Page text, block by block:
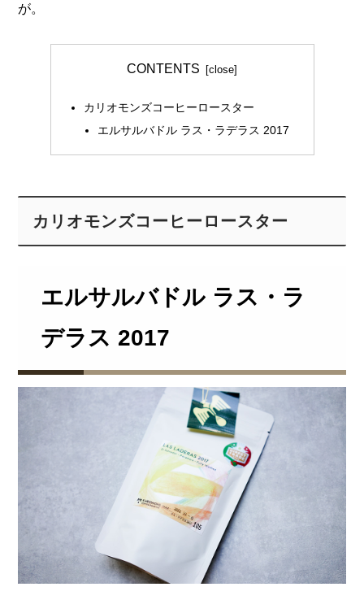
が。
CONTENTS
カリオモンズコーヒーロースター
エルサルバドル ラス・ラデラス 2017
カリオモンズコーヒーロースター
エルサルバドル ラス・ラ
デラス 2017